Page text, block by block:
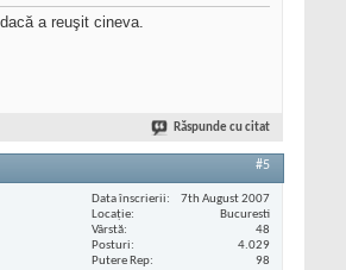
a reuşit cineva.
Răspunde cu citat
#5
Data înscrierii
7th August 2007
Locaţie
Bucuresti
Vârstă
48
Posturi
4.029
Putere Rep
98